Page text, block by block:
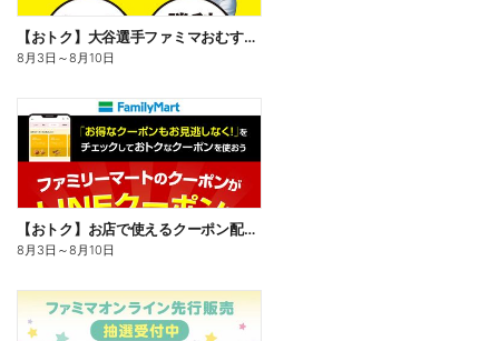
【おトク】大谷選手ファミマおむすび割
8月3日 ～8月10日
【おトク】お店で使えるクーポン配信中
8月3日 ～8月10日